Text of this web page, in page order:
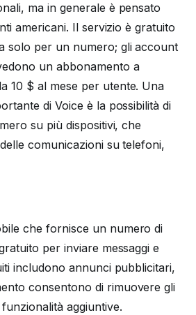
ma in generale è pensato
americani. Il servizio è gratuito
solo per un numero; gli account
un abbonamento a
10 $ al mese per utente. Una
di Voice è la possibilità di
su più dispositivi, che
comunicazioni su telefoni,
che fornisce un numero di
per inviare messaggi e
includono annunci pubblicitari,
consentono di rimuovere gli
aggiuntive.